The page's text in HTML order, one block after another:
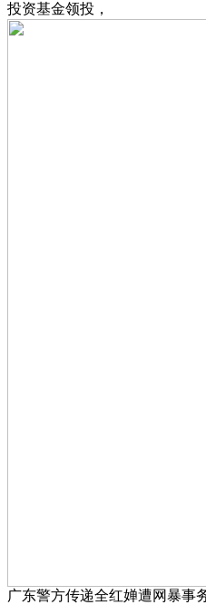
投资基金领投，
广东警方传递全红婵遭网暴事